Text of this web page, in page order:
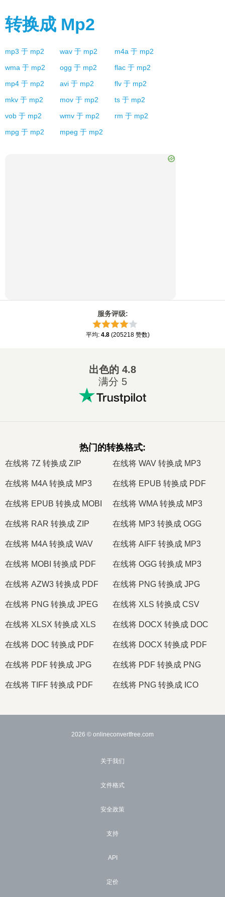
转换成 Mp2
mp3 于 mp2 wav 于 mp2 m4a 于 mp2
wma 于 mp2 ogg 于 mp2 flac 于 mp2
mp4 于 mp2 avi 于 mp2 flv 于 mp2
mkv 于 mp2 mov 于 mp2 ts 于 mp2
vob 于 mp2 wmv 于 mp2 rm 于 mp2
mpg 于 mp2 mpeg 于 mp2
服务评级:
平均: 4.8 (205218 赞数)
出色的 4.8
满分 5
热门的转换格式:
在线将 7Z 转换成 ZIP 在线将 WAV 转换成 MP3
在线将 M4A 转换成 MP3 在线将 EPUB 转换成 PDF
在线将 EPUB 转换成 MOBI 在线将 WMA 转换成 MP3
在线将 RAR 转换成 ZIP 在线将 MP3 转换成 OGG
在线将 M4A 转换成 WAV 在线将 AIFF 转换成 MP3
在线将 MOBI 转换成 PDF 在线将 OGG 转换成 MP3
在线将 AZW3 转换成 PDF 在线将 PNG 转换成 JPG
在线将 PNG 转换成 JPEG 在线将 XLS 转换成 CSV
在线将 XLSX 转换成 XLS 在线将 DOCX 转换成 DOC
在线将 DOC 转换成 PDF 在线将 DOCX 转换成 PDF
在线将 PDF 转换成 JPG 在线将 PDF 转换成 PNG
在线将 TIFF 转换成 PDF 在线将 PNG 转换成 ICO
2026 © onlineconvertfree.com
关于我们
文件格式
安全政策
支持
API
定价